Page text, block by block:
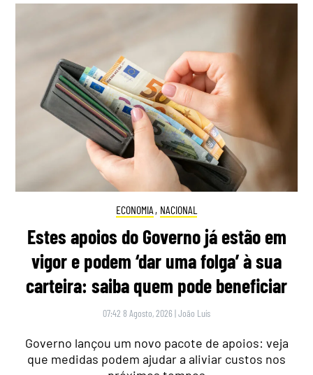
ECONOMIA , NACIONAL
Estes apoios do Governo já estão em
vigor e podem ‘dar uma folga’ à sua
carteira: saiba quem pode beneficiar
07:42 8 Agosto, 2026 |João Luís
Governo lançou um novo pacote de apoios: veja
que medidas podem ajudar a aliviar custos nos